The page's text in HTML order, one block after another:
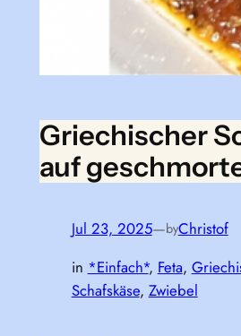
Griechischer
auf
Jul 23, 2025—byChristof
in *Einfach*, Feta,
Schafskäse, Zwiebel